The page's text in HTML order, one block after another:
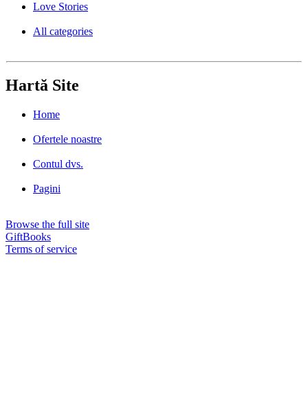
Love Stories
All categories
Hartă Site
Home
Ofertele noastre
Contul dvs.
Pagini
Browse the full site
GiftBooks
Terms of service